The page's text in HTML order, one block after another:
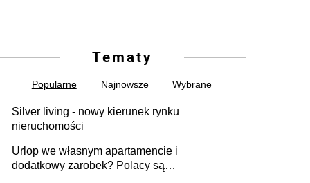
Tematy
Popularne Najnowsze Wybrane
Silver living - nowy kierunek rynku
nieruchomości
Urlop we własnym apartamencie i
dodatkowy zarobek? Polacy są